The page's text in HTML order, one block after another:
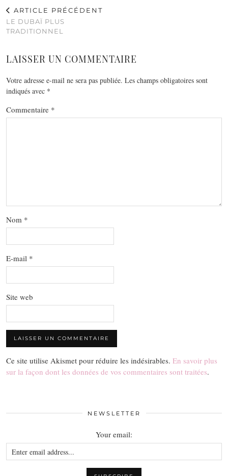
ARTICLE PRÉCÉDENT
LE DUBAÏ PLUS
TRADITIONNEL
LAISSER UN COMMENTAIRE
Votre adresse e-mail ne sera pas publiée. Les champs obligatoires sont
indiqués avec *
Commentaire *
Nom *
E-mail *
Site web
Ce site utilise Akismet pour réduire les indésirables. En savoir plus
sur la façon dont les données de vos commentaires sont traitées.
NEWSLETTER
Your email: